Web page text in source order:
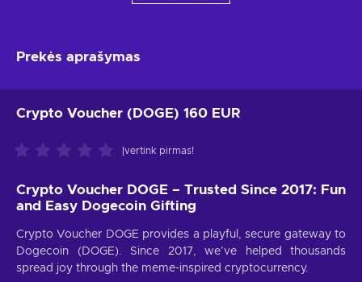
Prekės aprašymas
Crypto Voucher (DOGE) 160 EUR
Įvertink pirmas!
Crypto Voucher DOGE – Trusted Since 2017: Fun
and Easy Dogecoin Gifting
Crypto Voucher DOGE provides a playful, secure gateway to
Dogecoin (DOGE). Since 2017, we’ve helped thousands
spread joy through the meme-inspired cryptocurrency.